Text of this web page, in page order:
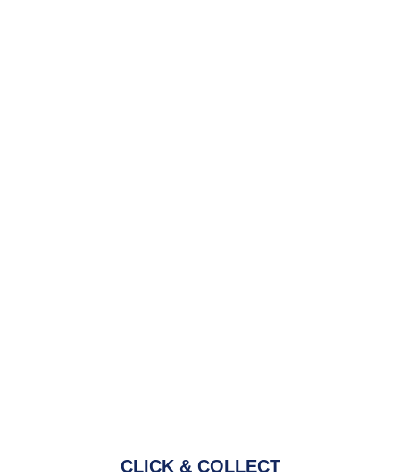
CLICK & COLLECT